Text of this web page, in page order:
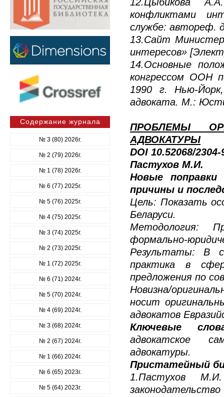
Содержание журнала
№ 3 (80) 2026г.
№ 2 (79) 2026г.
№ 1 (78) 2026г.
№ 6 (77) 2025г.
№ 5 (76) 2025г.
№ 4 (75) 2025г.
№ 3 (74) 2025г.
№ 2 (73) 2025г.
№ 1 (72) 2025г.
№ 6 (71) 2024г.
№ 5 (70) 2024г.
№ 4 (69) 2024г.
№ 3 (68) 2024г.
№ 2 (67) 2024г.
№ 1 (66) 2024г.
№ 6 (65) 2023г.
№ 5 (64) 2023г.
конфликтами
службе: автореф.
13.Сайт
интересов»
14.Основные
конгрессом ООН
1990 г. Нью-
адвоката. М.:
ПРОБЛЕМЫ
АДВОКАТУРЫ
DOI 10.52068/
Пастухов М.И.
Новые поправки
причины и
Цель: Показать
Беларуси.
Методология:
формально-
Результаты: В
практика в
предложения по
Новизна/
носит
адвокатов
Ключевые
адвокатское
адвокатуры.
Пристатейный
1.Пастухов